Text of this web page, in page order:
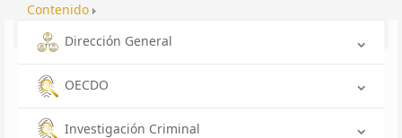
Contenido
Seguimiento a la gestión de la contraloría de servicios
Dirección General
OECDO
Investigación Criminal